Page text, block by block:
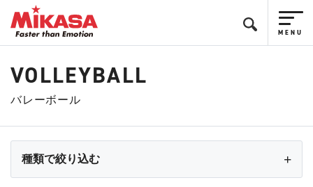
VOLLEYBALL
バレーボール
種類で絞り込む